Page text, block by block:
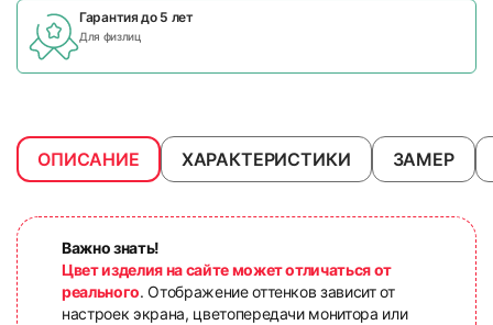
Гарантия до 5 лет
Для физлиц
ОПИСАНИЕ ХАРАКТЕРИСТИКИ ЗАМЕР
Важно знать!
Цвет изделия на сайте может отличаться от
реального. Отображение оттенков зависит от
настроек экрана, цветопередачи монитора или